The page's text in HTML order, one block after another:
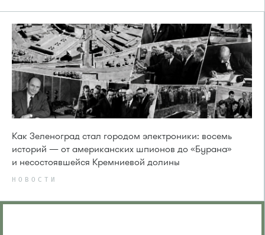
Как Зеленоград стал городом электроники: восемь
историй — от американских шпионов до «Бурана»
и несостоявшейся Кремниевой долины
НОВОСТИ